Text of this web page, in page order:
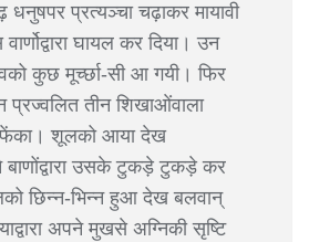
प्रत्यञ्चा चढ़ाकर मायावी
घायल कर दिया। उन
कुछ मूर्च्छा-सी आ गयी। फिर
प्रज्वलित तीन शिखाओंवाला
फेंका। शूलको आया देख
बाणोंद्वारा उसके टुकड़े टुकड़े कर
छिन्न-भिन्न हुआ देख बलवान्
अपने मुखसे अग्निकी सृष्टि